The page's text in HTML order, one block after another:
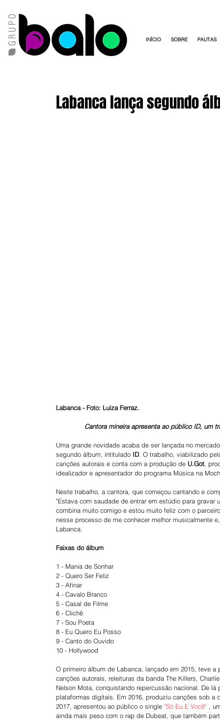
INÍCIO SOBRE PAUTAS
Labanca lança segundo
Labanca - Foto: Luiza Ferraz.
Cantora mineira apresenta ao público ID, um
Uma grande novidade acaba de ser lançada no
segundo álbum, intitulado ID. O trabalho, viabilizado
canções autorais e conta com a produção de U.Got,
idealizador e apresentador do programa Música na
Neste trabalho, a cantora, que começou cantando e
"Estava com saudade de entrar em estúdio para
combina muito comigo e estou muito feliz com o
nesse processo de me conhecer melhor musicalmente
Labanca.
Faixas do álbum
1 - Mania de Sonhar
2 - Quero Ser Feliz
3 - Afinar
4 - Cavalo Branco
5 - Casal de Filme
6 - Clichê
7 - Sou Poeta
8 - Eu Quero Eu Posso
9 - Canto do Ouvido
10 - Hollywood
O primeiro álbum de Labanca, lançado em 2015, teve
canções autorais, releituras da banda The Killers,
Nelson Mota, conquistando repercussão nacional. De
plataformas digitais. Em 2016, produziu canções sob
2017, apresentou ao público o single "Só Eu E Você" ,
ainda mais peso com o rap de Dubeat, que também